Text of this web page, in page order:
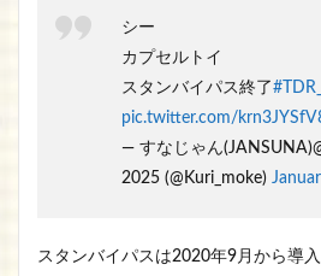
シー
カプセルトイ
スタンバイパス終了
pic.twitter.com/
— すなじゃん
2025 (@Kuri_moke)
スタンバイパスは2020年9月から導